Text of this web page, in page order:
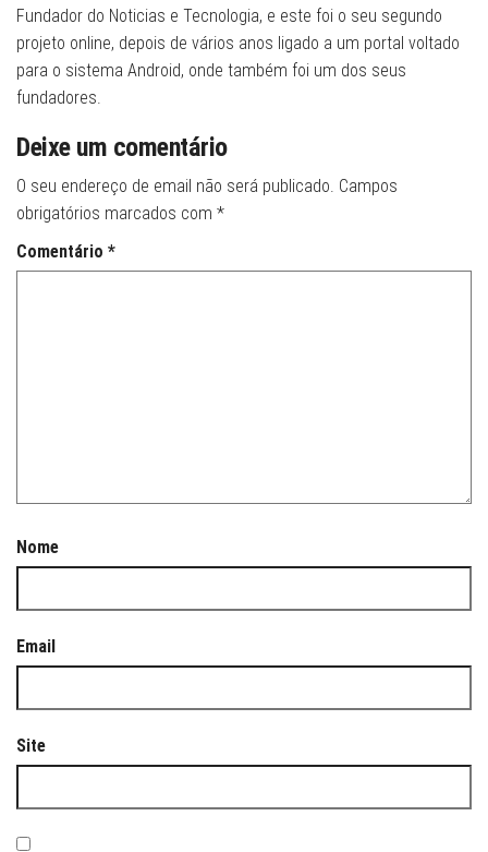
Fundador do Noticias e Tecnologia, e este foi o seu segundo
projeto online, depois de vários anos ligado a um portal voltado
para o sistema Android, onde também foi um dos seus
fundadores.
Deixe um comentário
O seu endereço de email não será publicado. Campos
obrigatórios marcados com *
Comentário *
Nome
Email
Site